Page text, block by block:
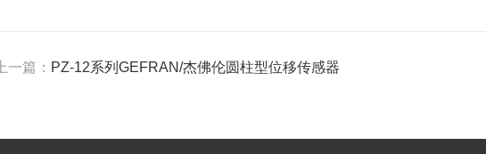
上一篇： PZ-12系列GEFRAN/杰佛伦圆柱型位移传感器